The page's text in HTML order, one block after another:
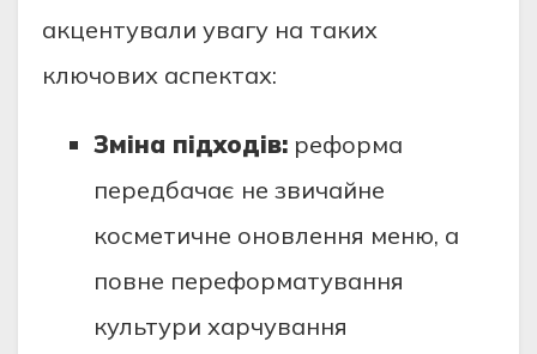
акцентували увагу на таких
ключових аспектах:
Зміна підходів:реформа
передбачає не звичайне
косметичне оновлення меню, а
повне переформатування
культури харчування